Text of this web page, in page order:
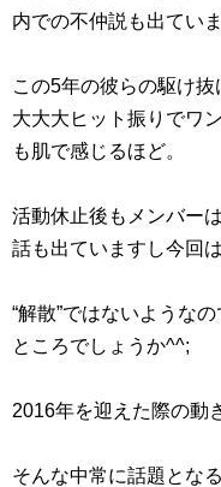
内での不仲説も出てい
この5年の彼らの駆け
大大大ヒット振りでワ
も肌で感じるほど。
活動休止後もメンバー
話も出ていますし今回
“解散”ではないような
ところでしょうか^^;
2016年を迎えた際の動
そんな中常に話題とな